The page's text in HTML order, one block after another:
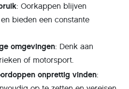
: Oorkappen blijven
bieden een constante
omgevingen: Denk aan
of motorsport.
onprettig vinden: